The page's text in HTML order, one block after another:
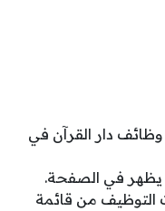
دار القرآن في
يظهر في الصفحة.
التوظيف من قائمة